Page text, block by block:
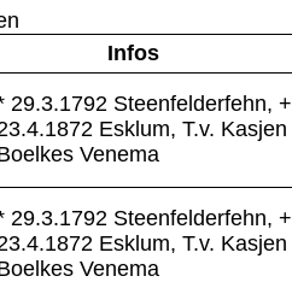
Infos
29.3.1792 Steenfelderfehn, +
Esklum, T.v. Kasjen
Venema
29.3.1792 Steenfelderfehn, +
Esklum, T.v. Kasjen
Venema